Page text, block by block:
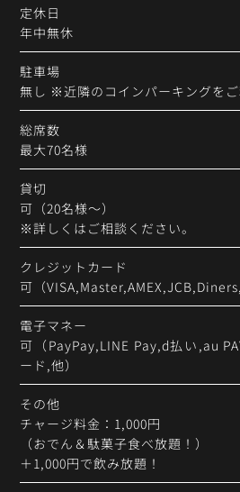
定休日
年中無休
駐車場
無し ※近隣のコインパーキングをご
総席数
最大70名様
貸切
可（20名様～）
※詳しくはご相談ください。
クレジットカード
可（VISA,Master,AMEX,JCB,Diners,
電子マネー
可（PayPay,LINE Pay,d払い,au
ード,他）
その他
チャージ料金：1,000円
（おでん＆駄菓子食べ放題！）
＋1,000円で飲み放題！